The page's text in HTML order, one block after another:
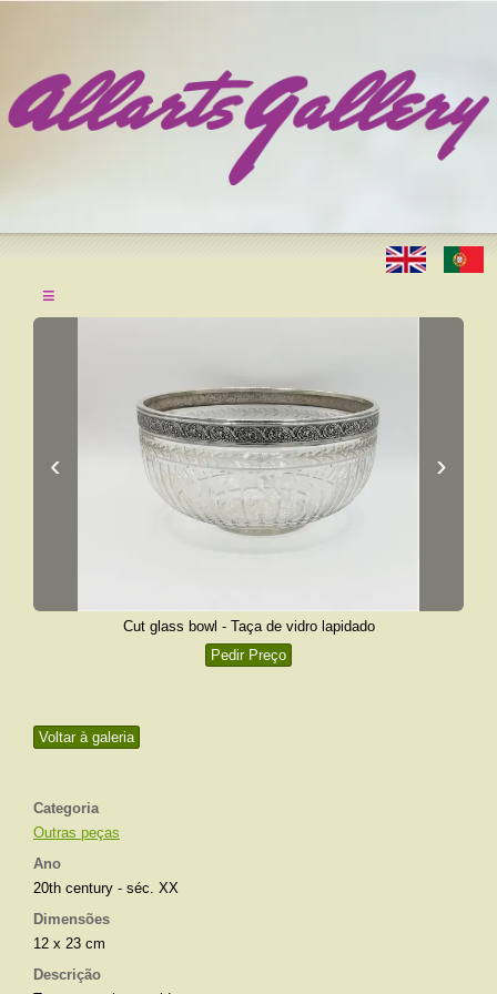
≡
Voltar à galeria
Categoria
Outras peças
Ano
20th century - séc. XX
Dimensões
12 x 23 cm
Descrição
‹ ›
Cut glass bowl - Taça de vidro lapidado
Pedir Preço